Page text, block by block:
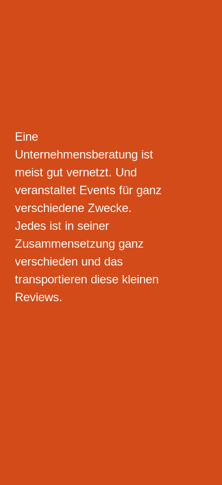
Eine
Unternehmensberatung ist
meist gut vernetzt. Und
veranstaltet Events für ganz
verschiedene Zwecke.
Jedes ist in seiner
Zusammensetzung ganz
verschieden und das
transportieren diese kleinen
Reviews.